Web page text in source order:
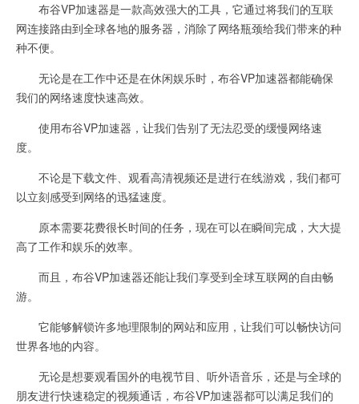
布谷VP加速器是一款高效强大的工具，它通过将我们的互联
网连接路由到全球各地的服务器，消除了网络瓶颈给我们带来的种
种不便。
无论是在工作中还是在休闲娱乐时，布谷VP加速器都能确保
我们的网络速度快速高效。
使用布谷VP加速器，让我们告别了无法忍受的缓慢网络速
度。
不论是下载文件、观看高清视频还是进行在线游戏，我们都可
以立刻感受到网络的迅猛速度。
原本需要花费很长时间的任务，现在可以在瞬间完成，大大提
高了工作和娱乐的效率。
而且，布谷VP加速器还能让我们享受到全球互联网的自由畅
游。
它能够解锁许多地理限制的网站和应用，让我们可以畅快访问
世界各地的内容。
无论是想要观看国外的电视节目、听外语音乐，还是与全球的
朋友进行快速稳定的视频通话，布谷VP加速器都可以满足我们的